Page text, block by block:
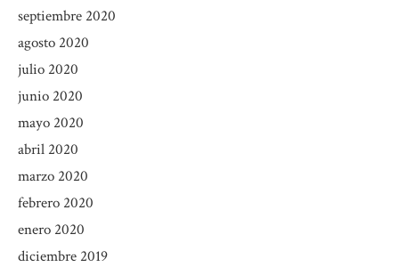
septiembre 2020
agosto 2020
julio 2020
junio 2020
mayo 2020
abril 2020
marzo 2020
febrero 2020
enero 2020
diciembre 2019